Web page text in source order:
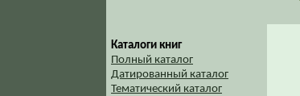
Каталоги книг
Полный каталог
Датированный каталог
Тематический каталог